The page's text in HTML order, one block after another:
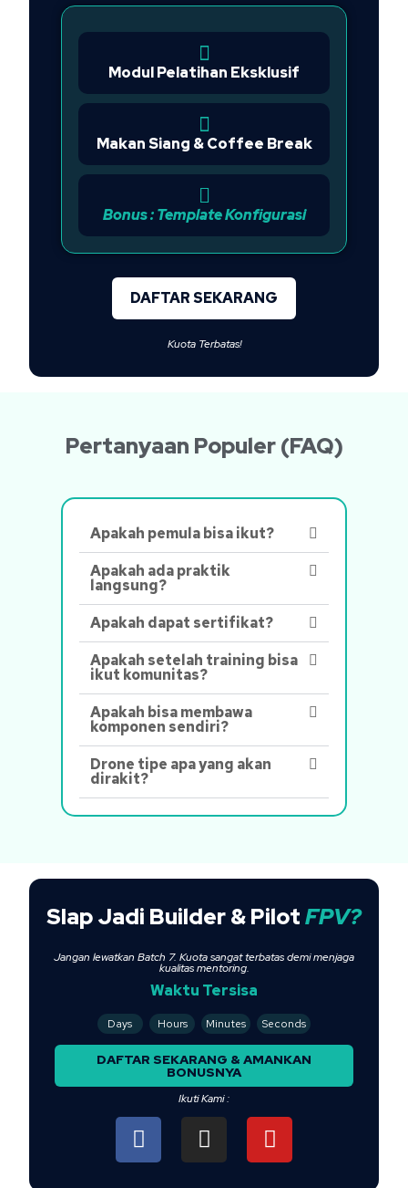
Modul Pelatihan Eksklusif
Makan Siang & Coffee Break
Bonus : Template Konfigurasi
DAFTAR SEKARANG
Kuota Terbatas!
Pertanyaan Populer (FAQ)
Apakah pemula bisa ikut?
Apakah ada praktik
langsung?
Apakah dapat sertifikat?
Apakah setelah training bisa
ikut komunitas?
Apakah bisa membawa
komponen sendiri?
Drone tipe apa yang akan
dirakit?
SIap Jadi Builder & PilotFPV?
Jangan lewatkan Batch 7. Kuota sangat terbatas demi menjaga
kualitas mentoring.
Waktu Tersisa
Days Hours Minutes Seconds
DAFTAR SEKARANG & AMANKAN
BONUSNYA
Ikuti Kami :